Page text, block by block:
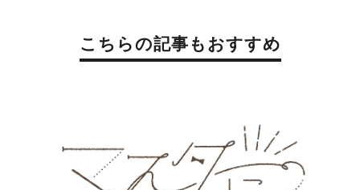
こちらの記事もおすすめ